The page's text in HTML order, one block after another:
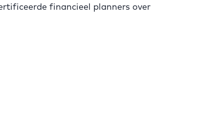
financieel planners over